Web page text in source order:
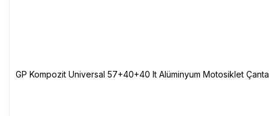
GP Kompozit Universal 57+40+40 lt Alüminyum Motosiklet